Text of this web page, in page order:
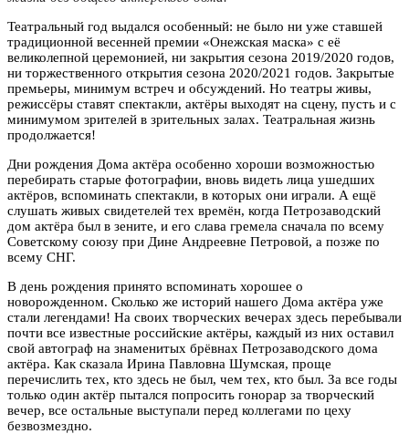
Театральный год выдался особенный: не было ни уже ставшей
традиционной весенней премии «Онежская маска» с её
великолепной церемонией, ни закрытия сезона 2019/2020 годов,
ни торжественного открытия сезона 2020/2021 годов. Закрытые
премьеры, минимум встреч и обсуждений. Но театры живы,
режиссёры ставят спектакли, актёры выходят на сцену, пусть и с
минимумом зрителей в зрительных залах. Театральная жизнь
продолжается!
Дни рождения Дома актёра особенно хороши возможностью
перебирать старые фотографии, вновь видеть лица ушедших
актёров, вспоминать спектакли, в которых они играли. А ещё
слушать живых свидетелей тех времён, когда Петрозаводский
дом актёра был в зените, и его слава гремела сначала по всему
Советскому союзу при Дине Андреевне Петровой, а позже по
всему СНГ.
В день рождения принято вспоминать хорошее о
новорожденном. Сколько же историй нашего Дома актёра уже
стали легендами! На своих творческих вечерах здесь перебывали
почти все известные российские актёры, каждый из них оставил
свой автограф на знаменитых брёвнах Петрозаводского дома
актёра. Как сказала Ирина Павловна Шумская, проще
перечислить тех, кто здесь не был, чем тех, кто был. За все годы
только один актёр пытался попросить гонорар за творческий
вечер, все остальные выступали перед коллегами по цеху
безвозмездно.